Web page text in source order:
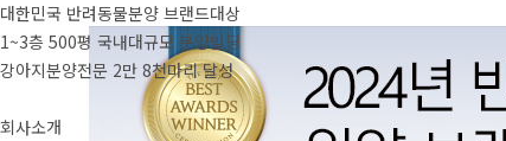
대한민국 반려동물분양 브랜드대상
1~3층 500평 국내대규모 분양빌딩
강아지분양전문 2만 8천마리 달성
회사소개